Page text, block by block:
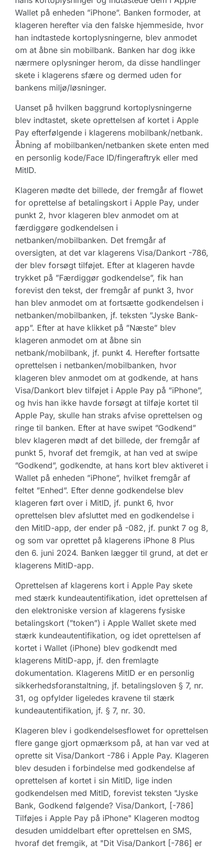
Wallet på enheden ”iPhone”. Banken formoder, at
klageren herefter via den falske hjemmeside, hvor
han indtastede kortoplysningerne, blev anmodet
om at åbne sin mobilbank. Banken har dog ikke
nærmere oplysninger herom, da disse handlinger
skete i klagerens sfære og dermed uden for
bankens miljø/løsninger.
Uanset på hvilken baggrund kortoplysningerne
blev indtastet, skete oprettelsen af kortet i Apple
Pay efterfølgende i klagerens mobilbank/netbank.
Åbning af mobilbanken/netbanken skete enten med
en personlig kode/Face ID/fingeraftryk eller med
MitID.
Klageren mødte det billede, der fremgår af flowet
for oprettelse af betalingskort i Apple Pay, under
punkt 2, hvor klageren blev anmodet om at
færdiggøre godkendelsen i
netbanken/mobilbanken. Det fremgår af
oversigten, at det var klagerens Visa/Dankort -786,
der blev forsøgt tilføjet. Efter at klageren havde
trykket på ”Færdiggør godkendelse”, fik han
forevist den tekst, der fremgår af punkt 3, hvor
han blev anmodet om at fortsætte godkendelsen i
netbanken/mobilbanken, jf. teksten ”Jyske Bank-
app”. Efter at have klikket på ”Næste” blev
klageren anmodet om at åbne sin
netbank/mobilbank, jf. punkt 4. Herefter fortsatte
oprettelsen i netbanken/mobilbanken, hvor
klageren blev anmodet om at godkende, at hans
Visa/Dankort blev tilføjet i Apple Pay på ”iPhone”,
og hvis han ikke havde forsøgt at tilføje kortet til
Apple Pay, skulle han straks afvise oprettelsen og
ringe til banken. Efter at have swipet ”Godkend”
blev klageren mødt af det billede, der fremgår af
punkt 5, hvoraf det fremgik, at han ved at swipe
”Godkend”, godkendte, at hans kort blev aktiveret i
Wallet på enheden ”iPhone”, hvilket fremgår af
feltet ”Enhed”. Efter denne godkendelse blev
klageren ført over i MitID, jf. punkt 6, hvor
oprettelsen blev afsluttet med en godkendelse i
den MitID-app, der ender på -082, jf. punkt 7 og 8,
og som var oprettet på klagerens iPhone 8 Plus
den 6. juni 2024. Banken lægger til grund, at det er
klagerens MitID-app.
Oprettelsen af klagerens kort i Apple Pay skete
med stærk kundeautentifikation, idet oprettelsen af
den elektroniske version af klagerens fysiske
betalingskort (”token”) i Apple Wallet skete med
stærk kundeautentifikation, og idet oprettelsen af
kortet i Wallet (iPhone) blev godkendt med
klagerens MitID-app, jf. den fremlagte
dokumentation. Klagerens MitID er en personlig
sikkerhedsforanstaltning, jf. betalingsloven § 7, nr.
31, og opfylder ligeledes kravene til stærk
kundeautentifikation, jf. § 7, nr. 30.
Klageren blev i godkendelsesflowet for oprettelsen
flere gange gjort opmærksom på, at han var ved at
oprette sit Visa/Dankort -786 i Apple Pay. Klageren
blev desuden i forbindelse med godkendelse af
oprettelsen af kortet i sin MitID, lige inden
godkendelsen med MitID, forevist teksten "Jyske
Bank, Godkend følgende? Visa/Dankort, [-786]
Tilføjes i Apple Pay på iPhone" Klageren modtog
desuden umiddelbart efter oprettelsen en SMS,
hvoraf det fremgik, at "Dit Visa/Dankort [-786] er